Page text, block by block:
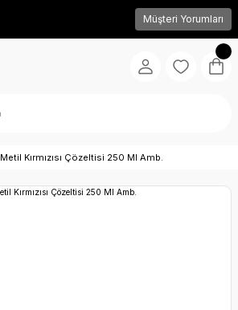
Müşteri Yorumları
Metil Kırmızısı Çözeltisi 250 Ml Amb.